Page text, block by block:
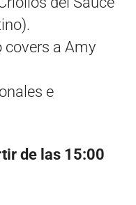
covers a Amy
e
de las 15:00